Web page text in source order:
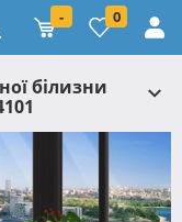
- 0
білизни